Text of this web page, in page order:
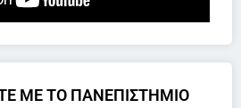
ΜΕ ΤΟ ΠΑΝΕΠΙΣΤΗΜΙΟ